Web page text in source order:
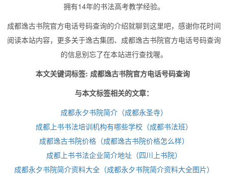
拥有14年的书法高考教学经验。
成都逸古书院官方电话号码查询的介绍就聊到这里吧，感谢你花时间
阅读本站内容，更多关于逸古集团、成都逸古书院官方电话号码查询
的信息别忘了在本站进行查找喔。
本文关键词标签: 成都逸古书院官方电话号码查询
与本文标签相关的文章：
成都永夕书院简介（成都永圣寺）
成都上书书法培训机构有哪些学校（成都书法班）
成都逸古书院价格（成都逸古书院价格怎么样）
成都上书书法企业简介地址（四川上书院）
成都永夕书院简介资料大全（成都永夕书院简介资料大全图片）